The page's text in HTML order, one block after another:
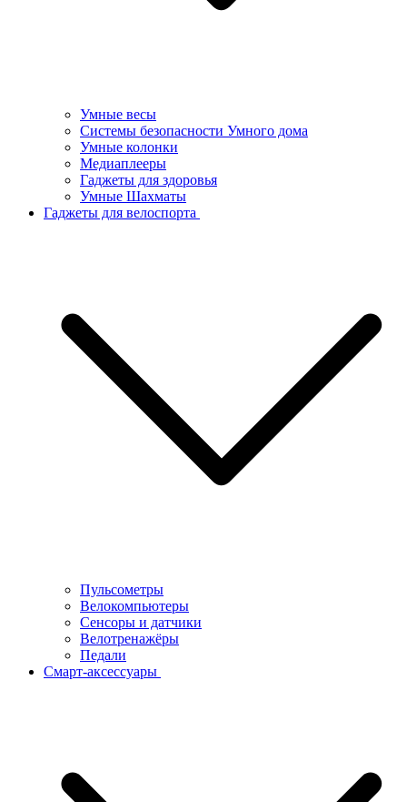
Умные весы
Системы безопасности Умного дома
Умные колонки
Медиаплееры
Гаджеты для здоровья
Умные Шахматы
Гаджеты для велоспорта
Пульсометры
Велокомпьютеры
Сенсоры и датчики
Велотренажёры
Педали
Смарт-аксессуары